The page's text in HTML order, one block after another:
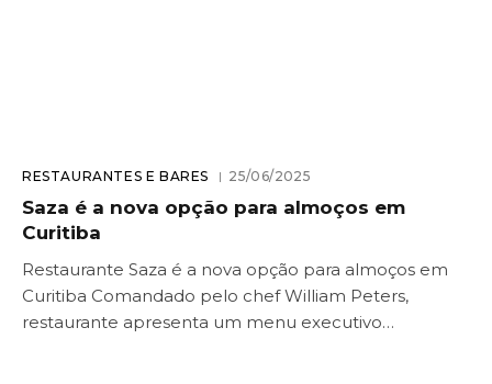
RESTAURANTES E BARES 25/06/2025
Saza é a nova opção para almoços em
Curitiba
Restaurante Saza é a nova opção para almoços em
Curitiba Comandado pelo chef William Peters,
restaurante apresenta um menu executivo…